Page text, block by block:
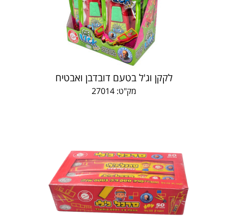
לקקן וג'ל בטעם דובדבן ואבטיח
מק"ט: 27014